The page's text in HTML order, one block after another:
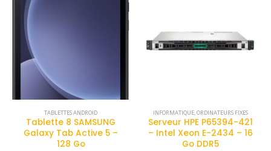
TABLETTES ANDROID
Tablette 8 SAMSUNG
Galaxy Tab Active 5 –
128 Go
INFORMATIQUE,ORDINATEURS FIXES
Serveur HPE P65394-421
– Intel Xeon E-2434 – 16
Go DDR5